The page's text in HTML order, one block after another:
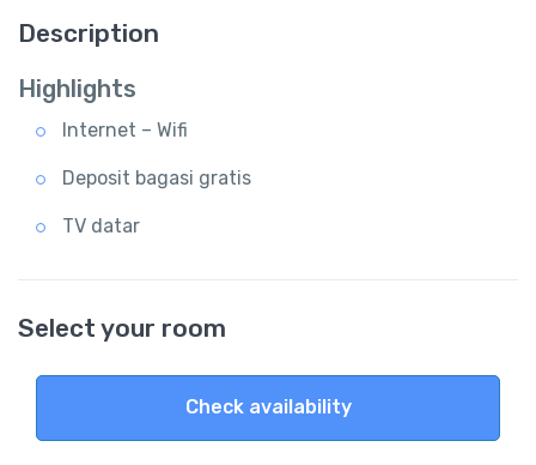
Description
Highlights
Internet – Wifi
Deposit bagasi gratis
TV datar
Select your room
Check availability